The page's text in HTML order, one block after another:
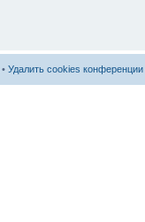
• Удалить cookies конференции